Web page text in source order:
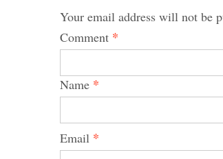
Your email address will not be
Comment *
Name *
Email *